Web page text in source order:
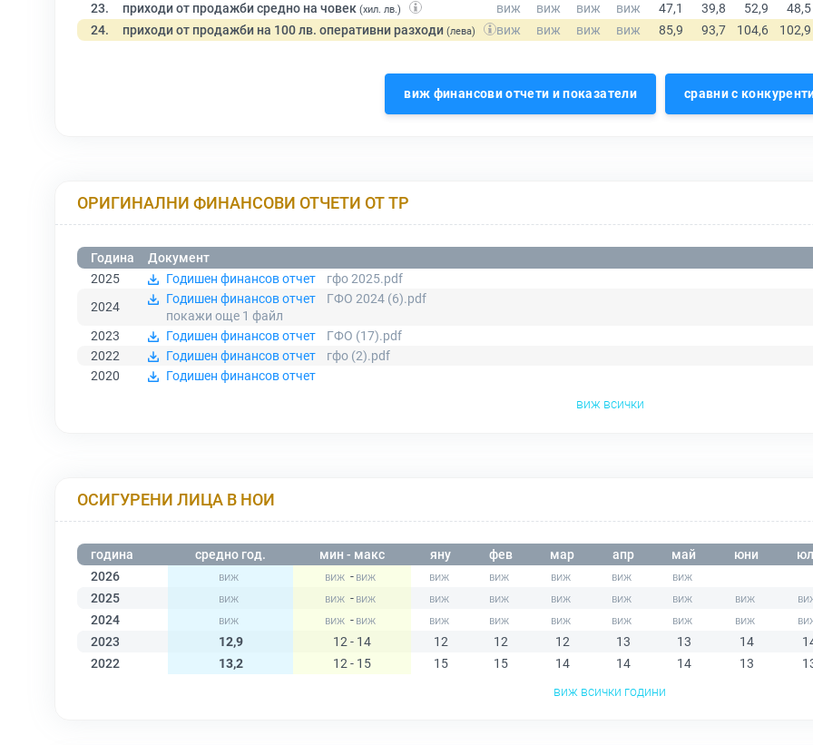
23. приходи от продажби средно на човек (хил. лв.)
24. приходи от продажби на 100 лв. оперативни разходи (лева)
виж финансови отчети и показатели сравни с
ОРИГИНАЛНИ ФИНАНСОВИ ОТЧЕТИ ОТ ТР
Година
Документ
2025
Годишен финансов отчет
гфо 2025.pdf
2024
Годишен финансов отчет
ГФО 2024 (6).pdf
покажи още 1 файл
2023
Годишен финансов отчет
ГФО (17).pdf
2022
Годишен финансов отчет
гфо (2).pdf
2020
Годишен финансов отчет
виж всички
ОСИГУРЕНИ ЛИЦА В НОИ
година средно год. мин - макс яну фев мар апр май юни
2026
-
2025
-
2024
-
2023
12,9 12 - 14 12 12 12 13 13 14
2022
13,2 12 - 15 15 15 14 14 14 13
виж всички години